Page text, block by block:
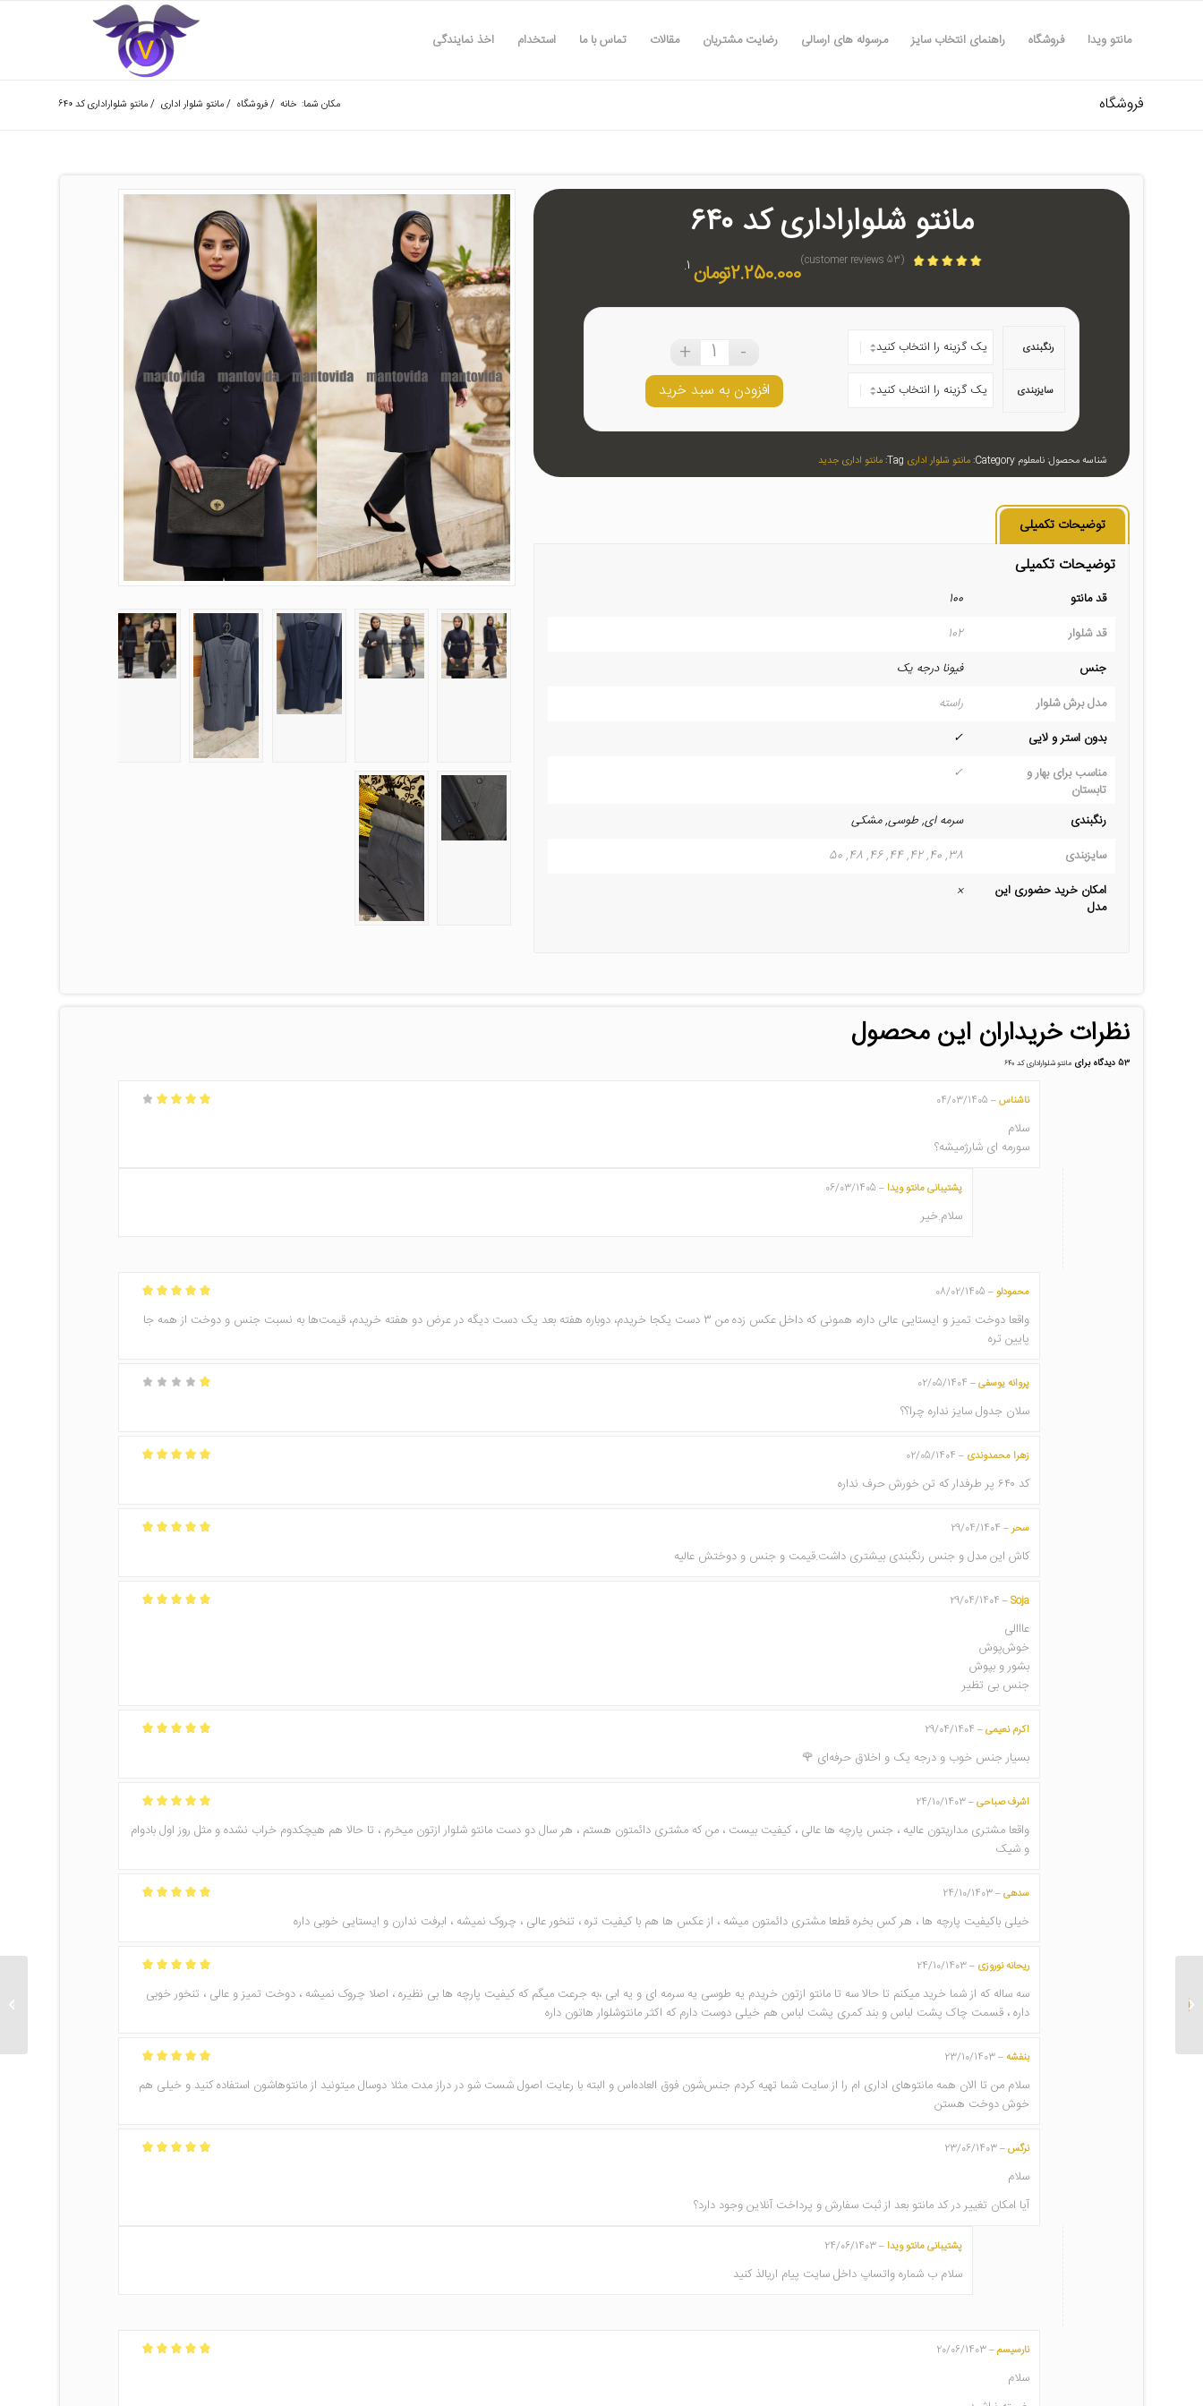
مانتو ویدا فروشگاه راهنمای انتخاب سایز مرسوله های ارسالی رضایت مشتریان مقالات تماس با ما استخدام اخذ نمایندگی
فروشگاه مکان شما: خانه /فروشگاه /مانتو شلوار اداری /مانتو شلواراداری کد ۶۴۰
مانتو شلواراداری کد ۶۴۰
(
53
2.250.000تومان
رنگبندی
سایزبندی افزودن به سبد خرید
شناسه محصول:نامعلوم Category: مانتو شلوار اداری Tag: مانتو اداری جدید
توضیحات تکمیلی
توضیحات تکمیلی
قد مانتو
100
قد شلوار
102
جنس
فیونا درجه یک
مدل برش شلوار
راسته
بدون استر و لایی
✓
مناسب برای بهار و
تابستان
✓
رنگبندی
سرمه ای, طوسی, مشکی
سایزبندی
38, 40, 42, 44, 46, 48, 50
امکان خرید حضوری این
مدل
×
نظرات خریداران این محصول
53 دیدگاه برای مانتو شلواراداری کد ۶۴۰
ناشناس–
04/03/1405
سلام
سورمه ای شارژمیشه؟
پشتیبانی مانتو ویدا –
06/03/1405
سلام.خیر
محمودلو –
08/02/1405
واقعا دوخت تمیز و ایستایی عالی داره، همونی که داخل عکس زده من ۳ دست یکجا خریدم، دوباره هفته بعد یک دست دیگه در عرض دو هفته خریدم، قیمت‌ها به نسبت جنس و دوخت از همه جا
پایین تره
پروانه یوسفی–
02/05/1404
سلان جدول سایز نداره چرا؟؟
زهرا محمدوندی –
02/05/1404
کد ۶۴۰ پر طرفدار که تن خورش حرف نداره
سحر –
29/04/1404
کاش این مدل و جنس رنگبندی بیشتری داشت.قیمت و جنس و دوختش عالیه
Soja
–
29/04/1404
عااالی
خوش‌پوش
بشور و بپوش
جنس بی تظیر
اکرم نعیمی–
29/04/1404
بسیار جنس خوب و درجه یک و اخلاق حرفه‌ای 🌹
اشرف صباحی–
24/10/1403
واقعا مشتری مداریتون عالیه ، جنس پارچه ها عالی ، کیفیت بیست ، من که مشتری دائمتون هستم ، هر سال دو دست مانتو شلوار ازتون میخرم ، تا حالا هم هیچکدوم خراب نشده و مثل روز اول بادوام
و شیک
سدهی–
24/10/1403
خیلی باکیفیت پارچه ها ، هر کس بخره قطعا مشتری دائمتون میشه ، از عکس ها هم با کیفیت تره ، تنخور عالی ، چروک نمیشه ، ابرفت ندارن و ایستایی خوبی داره
ریحانه نوروزی –
24/10/1403
سه ساله که از شما خرید میکنم تا حالا سه تا مانتو ازتون خریدم یه طوسی یه سرمه ای و یه ابی ،به جرعت میگم که کیفیت پارچه ها بی نظیره ، اصلا چروک نمیشه ، دوخت تمیز و عالی ، تنخور خوبی
داره ، قسمت چاک پشت لباس و بند کمری پشت لباس هم خیلی دوست دارم که اکثر مانتوشلوار هاتون داره
بنفشه–
23/10/1403
سلام من تا الان همه مانتوهای اداری ام را از سايت شما تهیه کردم جنس‌شون فوق العاده‌اس و البته‌ با رعایت اصول شست شو در دراز مدت مثلا دوسال میتونید از مانتوهاشون استفاده‌ کنید و خیلی هم
خوش دوخت هستن
نرگس–
23/06/1403
سلام
آیا امکان تغییر در کد مانتو بعد از ثبت سفارش و پرداخت آنلاین وجود دارد؟
پشتیبانی مانتو ویدا –
24/06/1403
سلام ب شماره واتساپ داخل سایت پیام اریالذ کنید
نارسیسم–
20/06/1403
سلام
مقنعه ابردوزی